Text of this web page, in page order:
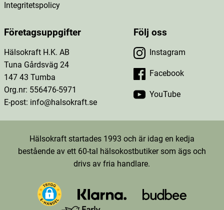
Integritetspolicy
Företagsuppgifter
Hälsokraft H.K. AB
Tuna Gårdsväg 24
147 43 Tumba
Org.nr: 556476-5971
E-post: info@halsokraft.se
Följ oss
Instagram
Facebook
YouTube
Hälsokraft startades 1993 och är idag en kedja
bestående av ett 60-tal hälsokostbutiker som ägs och
drivs av fria handlare.